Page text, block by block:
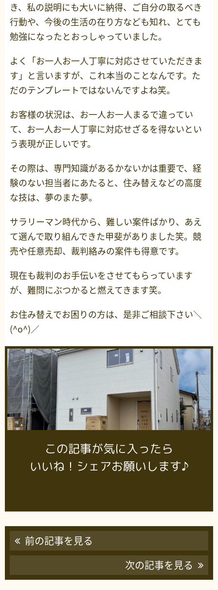
き、私の説明にも大いに納得、ご自分の取るべき
行動や、今後の生活の在り方なども知れ、とても
勉強になったとおっしゃっていました。
よく「お一人お一人丁寧に対応させていただきま
す」と言いますが、これ本当のことなんです。た
だのテンプレートではないんですよね笑。
お客様の状況は、お一人お一人まるで違ってい
て、お一人お一人丁寧に対応せざるを得ないとい
う表現が正しいです。
その際は、専門知識があるかないかは重要で、経
験のない担当者にあたると、住み替えなどの高度
な技は、夢のまた夢。
サラリーマン時代から、難しい案件ばかり、あえ
て選んで取り組んできた甲斐がありました笑。競
売や任意売却、裁判絡みの案件も得意です。
現在も裁判のお手伝いをさせてもらっています
が、難問にぶつかると燃えてきます笑。
お住み替えでお困りの方は、是非ご相談下さい＼
(^o^)／
この記事が気に入ったら
いいね！シェアお願いします♪
前の記事を見る
次の記事を見る